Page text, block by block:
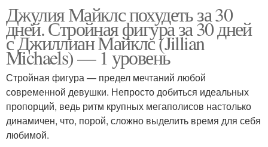
Джулия Майклс похудеть за 30
дней. Стройная фигура за 30 дней
с Джиллиан Майклс (Jillian
Michaels) — 1 уровень
Стройная фигура — предел мечтаний любой
современной девушки. Непросто добиться идеальных
пропорций, ведь ритм крупных мегаполисов настолько
динамичен, что, порой, сложно выделить время для себя
любимой.